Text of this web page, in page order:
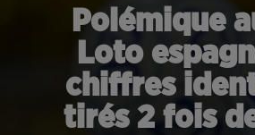
Polémique
Loto
chiffres
tirés 2 fois